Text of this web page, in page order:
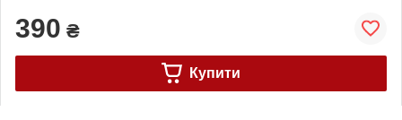
390 ₴
Купити